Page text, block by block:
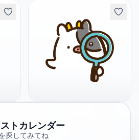
トカレンダー
探してみてね